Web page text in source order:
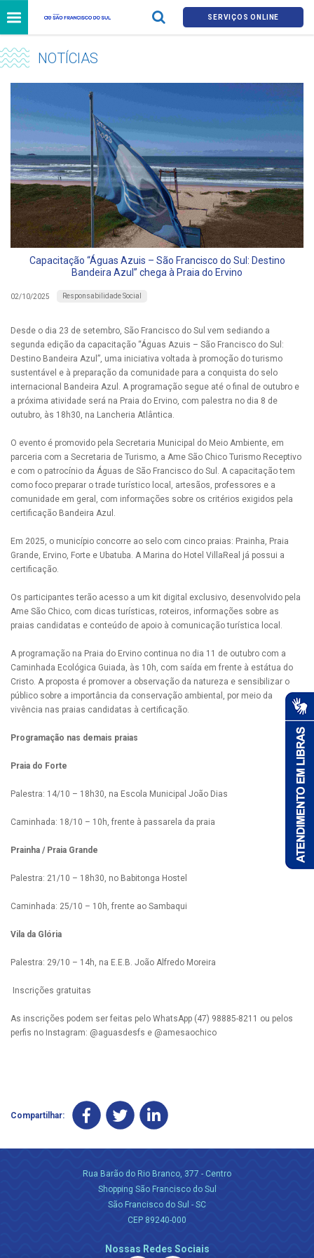
SERVIÇOS ONLINE
NOTÍCIAS
Capacitação “Águas Azuis – São Francisco do Sul: Destino
Bandeira Azul” chega à Praia do Ervino
02/10/2025 Responsabilidade Social
Desde o dia 23 de setembro, São Francisco do Sul vem sediando a
segunda edição da capacitação “Águas Azuis – São Francisco do Sul:
Destino Bandeira Azul”, uma iniciativa voltada à promoção do turismo
sustentável e à preparação da comunidade para a conquista do selo
internacional Bandeira Azul. A programação segue até o final de outubro e
a próxima atividade será na Praia do Ervino, com palestra no dia 8 de
outubro, às 18h30, na Lancheria Atlântica.
O evento é promovido pela Secretaria Municipal do Meio Ambiente, em
parceria com a Secretaria de Turismo, a Ame São Chico Turismo Receptivo
e com o patrocínio da Águas de São Francisco do Sul. A capacitação tem
como foco preparar o trade turístico local, artesãos, professores e a
comunidade em geral, com informações sobre os critérios exigidos pela
certificação Bandeira Azul.
Em 2025, o município concorre ao selo com cinco praias: Prainha, Praia
Grande, Ervino, Forte e Ubatuba. A Marina do Hotel VillaReal já possui a
certificação.
Os participantes terão acesso a um kit digital exclusivo, desenvolvido pela
Ame São Chico, com dicas turísticas, roteiros, informações sobre as
praias candidatas e conteúdo de apoio à comunicação turística local.
A programação na Praia do Ervino continua no dia 11 de outubro com a
Caminhada Ecológica Guiada, às 10h, com saída em frente à estátua do
Cristo. A proposta é promover a observação da natureza e sensibilizar o
público sobre a importância da conservação ambiental, por meio da
vivência nas praias candidatas à certificação.
Programação nas demais praias
Praia do Forte
Palestra: 14/10 – 18h30, na Escola Municipal João Dias
Caminhada: 18/10 – 10h, frente à passarela da praia
Prainha / Praia Grande
Palestra: 21/10 – 18h30, no Babitonga Hostel
Caminhada: 25/10 – 10h, frente ao Sambaqui
Vila da Glória
Palestra: 29/10 – 14h, na E.E.B. João Alfredo Moreira
Inscrições gratuitas
As inscrições podem ser feitas pelo WhatsApp (47) 98885-8211 ou pelos
perfis no Instagram: @aguasdesfs e @amesaochico
Compartilhar:
Rua Barão do Rio Branco, 377 - Centro
Shopping São Francisco do Sul
São Francisco do Sul - SC
CEP 89240-000
Nossas Redes Sociais